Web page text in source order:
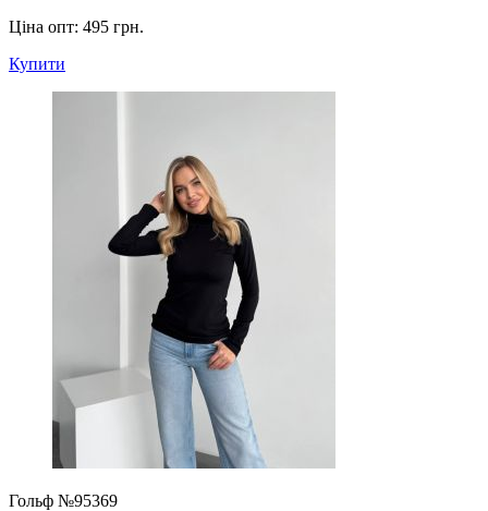
Ціна опт: 495 грн.
Купити
Гольф №95369